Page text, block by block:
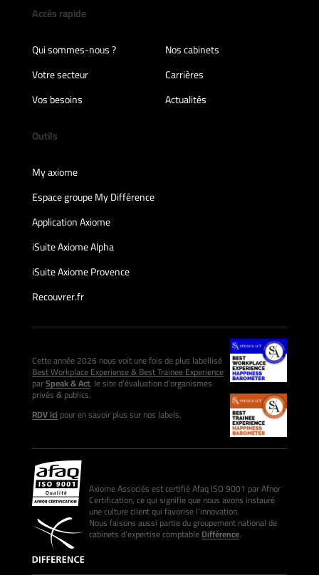
Accès rapide
Qui sommes-nous ?
Nos cabinets
Votre secteur
Carrières
Vos besoins
Actualités
Outils
My axiome
Espace groupe My Différence
Application Axiome
iSuite Axiome Alpha
iSuite Axiome Provence
Recouvrer.fr
Cette année 2026 nous voit une fois de plus labellisé
Best Workplace Experience & Best Trainee Experience
parSpeak & Act, le site d’évaluation d’organismes
privés & publics.
RDV icipour en savoir plus sur nos labels.
Axiome Associés est certifié Afaq ISO 9001 par Afnor
Certification, ce qui signifie que nous avons instauré
une culture client qui favorise l’innovation.
Nous faisons aussi partie du groupement national de
cabinets d’expertise comptableDifférence.